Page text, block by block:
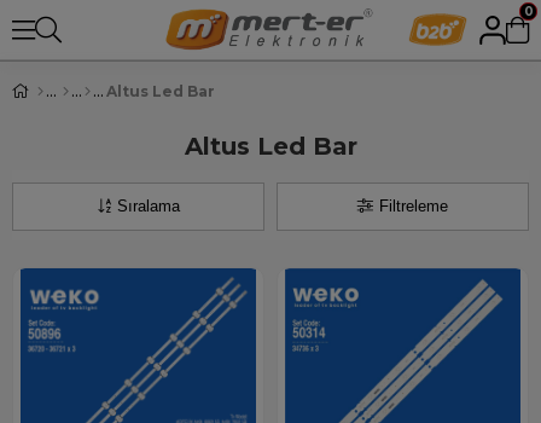
0
Altus Led Bar
Altus Led Bar
Filtreleme
Sıralama